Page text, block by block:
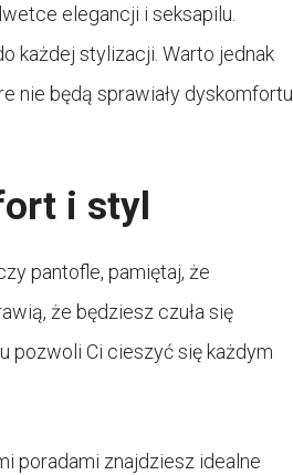
elegancji i seksapilu.
każdej stylizacji. Warto jednak
nie będą sprawiały dyskomfortu
i styl
pantofle, pamiętaj, że
że będziesz czuła się
pozwoli Ci cieszyć się każdym
poradami znajdziesz idealne